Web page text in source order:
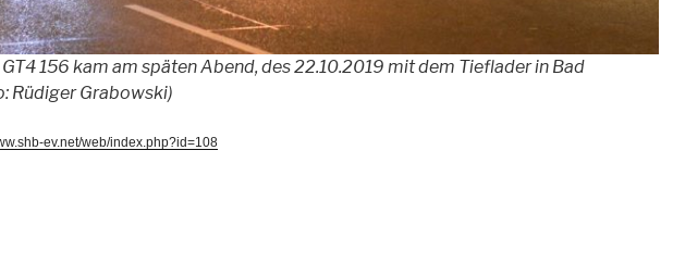
156 kam am späten Abend, des 22.10.2019 mit dem Tieflader in Bad
Rüdiger Grabowski)
ev.net/web/index.php?id=108